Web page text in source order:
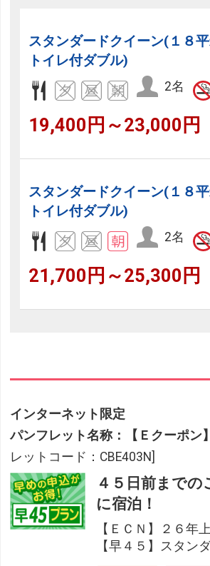
スタンダードクイーン(１８
トイレ付ダブル)
2名
19,400円～23,000円
スタンダードクイーン(１８
トイレ付ダブル)
2名
21,700円～25,300円
インターネット限定
パンフレット名称：【Ｅクーポン
レットコード：CBE403N]
４５日前までの
に宿泊！
【ＥＣＮ】２６年
【早４５】スタン